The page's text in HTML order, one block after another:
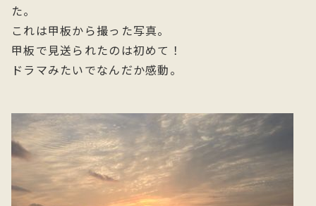
た。
これは甲板から撮った写真。
甲板で見送られたのは初めて！
ドラマみたいでなんだか感動。